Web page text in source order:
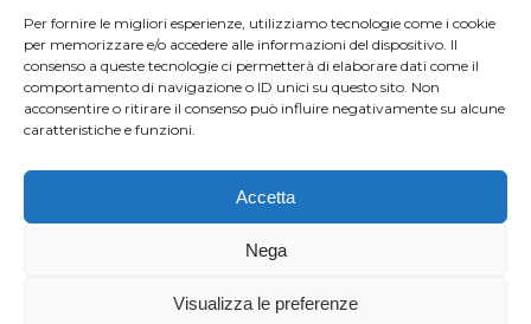
Per fornire le migliori esperienze, utilizziamo tecnologie come i cookie
per memorizzare e/o accedere alle informazioni del dispositivo. Il
consenso a queste tecnologie ci permetterà di elaborare dati come il
comportamento di navigazione o ID unici su questo sito. Non
acconsentire o ritirare il consenso può influire negativamente su alcune
caratteristiche e funzioni.
Accetta
Nega
Visualizza le preferenze
SILVIA SERAFINI SONIA GLAREY TAVAGNASCO TOR DES GEANTS
TOUR MONVISO TRAIL TRAIL MONTE CASTO TROFEO KIMA
TURIN MARATHON URBAN ZEMMER VAL DI FASSA RUNNING
VALENTINA BELOTTI
VENICE MARATHON
XAVIER CHEVRIER
YEMAN CRIPPA
Chi siamo | Termini d'uso | Privacy |